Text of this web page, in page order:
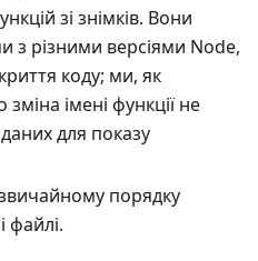
зі знімків. Вони
з різними версіями Node,
коду; ми, як
імені функції не
для показу
порядку
файлі.